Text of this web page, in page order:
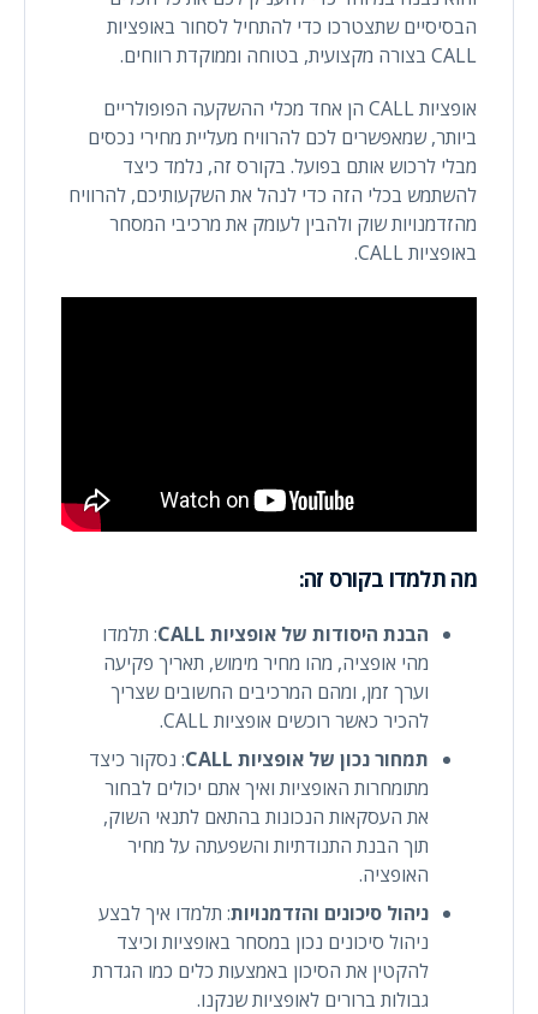
הבסיסיים שתצטרכו כדי להתחיל לסחור באופציות
CALL בצורה מקצועית, בטוחה וממוקדת רווחים.
אופציות CALL הן אחד מכלי ההשקעה הפופולריים
ביותר, שמאפשרים לכם להרוויח מעליית מחירי נכסים
מבלי לרכוש אותם בפועל. בקורס זה, נלמד כיצד
להשתמש בכלי הזה כדי לנהל את השקעותיכם, להרוויח
מהזדמנויות שוק ולהבין לעומק את מרכיבי המסחר
באופציות CALL.
מה תלמדו בקורס זה:
הבנת היסודות של אופציות CALL
: תלמדו
מהי אופציה, מהו מחיר מימוש, תאריך פקיעה
וערך זמן, ומהם המרכיבים החשובים שצריך
להכיר כאשר רוכשים אופציות CALL.
תמחור נכון של אופציות CALL
: נסקור כיצד
מתומחרות האופציות ואיך אתם יכולים לבחור
את העסקאות הנכונות בהתאם לתנאי השוק,
תוך הבנת התנודתיות והשפעתה על מחיר
האופציה.
ניהול סיכונים והזדמנויות: תלמדו איך לבצע
ניהול סיכונים נכון במסחר באופציות וכיצד
להקטין את הסיכון באמצעות כלים כמו הגדרת
גבולות ברורים לאופציות שנקנו.